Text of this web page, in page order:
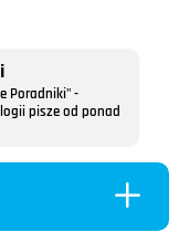
Poradniki" -
pisze od ponad
L